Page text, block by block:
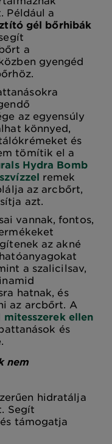
Például a
gél bőrhibák
a
gyengéd
az egyensúly
könnyed,
és
tömítik el a
Hydra Bomb
remek
az arcbőrt,
azt.
vannak, fontos,
az akné
a szalicilsav,
hatnak, és
az arcbőrt. A
ellen
és
nem
hidratálja
Segít
támogatja